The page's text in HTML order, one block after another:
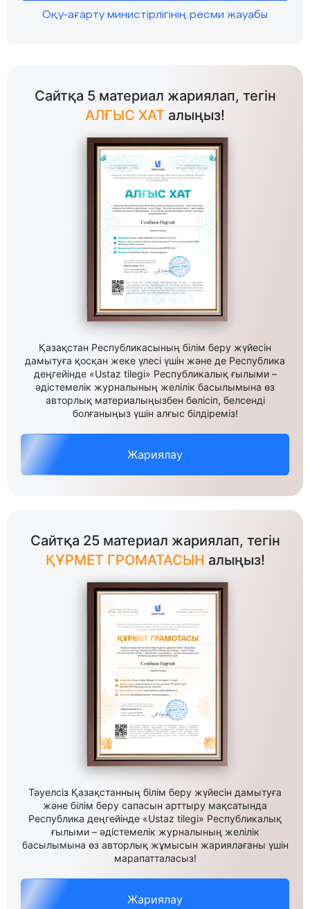
Оқу-ағарту министірлігінің ресми жауабы
Сайтқа 5 материал жариялап, тегін
АЛҒЫС ХАТ алыңыз!
Қазақстан Республикасының білім беру жүйесін
дамытуға қосқан жеке үлесі үшін және де Республика
деңгейінде «Ustaz tilegi» Республикалық ғылыми –
әдістемелік журналының желілік басылымына өз
авторлық материалыңызбен бөлісіп, белсенді
болғаныңыз үшін алғыс білдіреміз!
Жариялау
Сайтқа 25 материал жариялап, тегін
ҚҰРМЕТ ГРОМАТАСЫН алыңыз!
Тәуелсіз Қазақстанның білім беру жүйесін дамытуға
және білім беру сапасын арттыру мақсатында
Республика деңгейінде «Ustaz tilegi» Республикалық
ғылыми – әдістемелік журналының желілік
басылымына өз авторлық жұмысын жариялағаны үшін
марапатталасыз!
Жариялау